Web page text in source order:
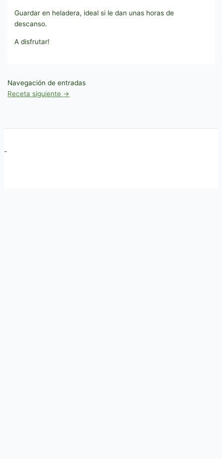
Guardar en heladera, ideal si le dan unas horas de
descanso.
A disfrutar!
Navegación de entradas
Receta siguiente →
-